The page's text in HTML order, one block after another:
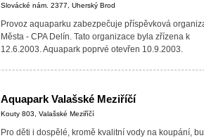
Slovácké nám. 2377, Uherský Brod
Provoz aquaparku zabezpečuje příspěvková
Města - CPA Delín. Tato organizace byla zřízena k
12.6.2003. Aquapark poprvé otevřen 10.9.2003.
Aquapark Valašské Meziříčí
Kouty 803, Valašské Meziříčí
Pro děti i dospělé, kromě kvalitní vody na koupání,